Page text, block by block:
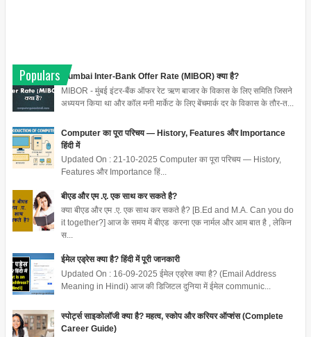
Populars
Mumbai Inter-Bank Offer Rate (MIBOR) क्या है?
MIBOR - मुंबई इंटर-बैंक ऑफर रेट ऋण बाजार के विकास के लिए समिति जिसने
अध्ययन किया था और कॉल मनी मार्केट के लिए बेंचमार्क दर के विकास के तौर-त...
Computer का पूरा परिचय — History, Features और Importance
हिंदी में
Updated On : 21-10-2025 Computer का पूरा परिचय — History,
Features और Importance हिं...
बीएड और एम .ए. एक साथ कर सकते है?
क्या बीएड और एम .ए. एक साथ कर सकते है? [B.Ed and M.A. Can you do
it together?] आज के समय में बीएड करना एक नार्मल और आम बात है , लेकिन
स...
ईमेल एड्रेस क्या है? हिंदी में पूरी जानकारी
Updated On : 16-09-2025 ईमेल एड्रेस क्या है? (Email Address
Meaning in Hindi) आज की डिजिटल दुनिया में ईमेल communic...
स्पोर्ट्स साइकोलॉजी क्या है? महत्व, स्कोप और करियर ऑप्शंस (Complete
Career Guide)